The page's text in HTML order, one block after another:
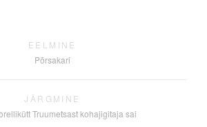
EELMINE
Põrsakari
JÄRGMINE
Truumetsast kohajigitaja sai